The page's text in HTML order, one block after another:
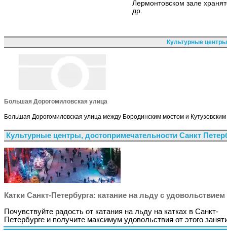
Лермонтовском зале
др.
Культурные
Большая Дорогомиловская улица
Большая Дорогомиловская улица между Бородинским мостом и
Культурные центры, достопримечательности Санкт
Катки Санкт-Петербурга: катание на льду с удовольствием
Почувствуйте радость от катания на льду на катках в Санкт-
Петербурге и получите максимум удовольствия от этого